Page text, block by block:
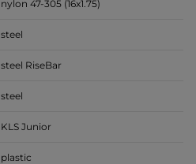
nylon 47-305 (16x1.75)
steel
steel RiseBar
steel
KLS Junior
plastic